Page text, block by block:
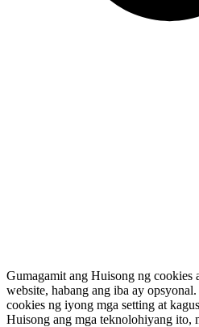
Gumagamit ang Huisong ng cookies
website, habang ang iba ay
cookies ng iyong mga setting at
Huisong ang mga teknolohiyang ito,